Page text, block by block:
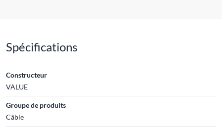
Spécifications
Constructeur
VALUE
Groupe de produits
Câble